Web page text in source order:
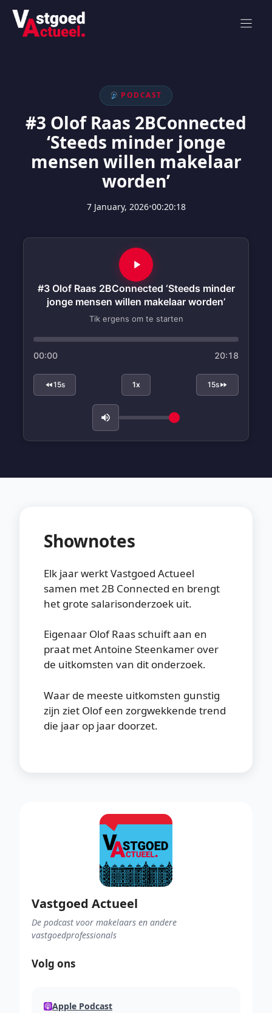
Skip
content
PODCAST
#3 Olof Raas 2BConnected
‘Steeds minder jonge
mensen willen makelaar
worden’
7 January, 2026•00:20:18
#3 Olof Raas 2BConnected ‘Steeds minder
jonge mensen willen makelaar worden’
Tik ergens om te starten
00:00 20:18
15s 1x 15s
Shownotes
Elk jaar werkt Vastgoed Actueel
samen met 2B Connected en brengt
het grote salarisonderzoek uit.
Eigenaar Olof Raas schuift aan en
praat met Antoine Steenkamer over
de uitkomsten van dit onderzoek.
Waar de meeste uitkomsten gunstig
zijn ziet Olof een zorgwekkende trend
die jaar op jaar doorzet.
Vastgoed Actueel
De podcast voor makelaars en andere
vastgoedprofessionals
Volg ons
Apple Podcast